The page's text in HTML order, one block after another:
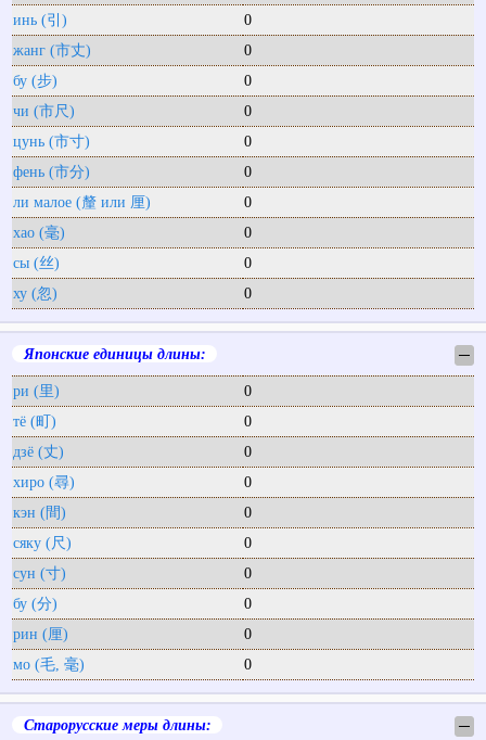
инь (引)
0
жанг (市丈)
0
бу (步)
0
чи (市尺)
0
цунь (市寸)
0
фень (市分)
0
ли малое (釐 или 厘)
0
хао (毫)
0
сы (丝)
0
ху (忽)
0
Японские единицы длины: ─
ри (里)
0
тё (町)
0
дзё (丈)
0
хиро (尋)
0
кэн (間)
0
сяку (尺)
0
сун (寸)
0
бу (分)
0
рин (厘)
0
мо (毛, 毫)
0
Старорусские меры длины: ─